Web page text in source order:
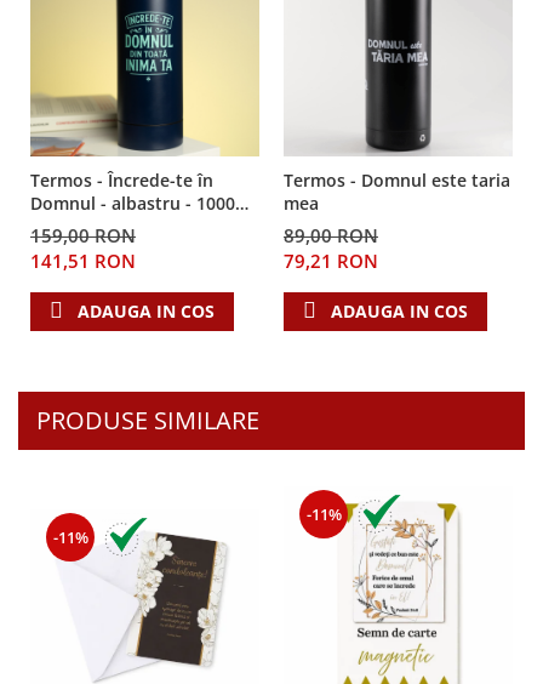
Termos - Încrede-te în
Domnul - albastru - 1000
ml
159,00 RON
141,51 RON
ADAUGA IN COS
Termos - Domnul este taria
mea
89,00 RON
79,21 RON
ADAUGA IN COS
PRODUSE SIMILARE
-11%
-11%